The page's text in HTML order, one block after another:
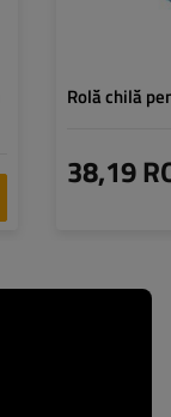
Rolă chilă
38,19